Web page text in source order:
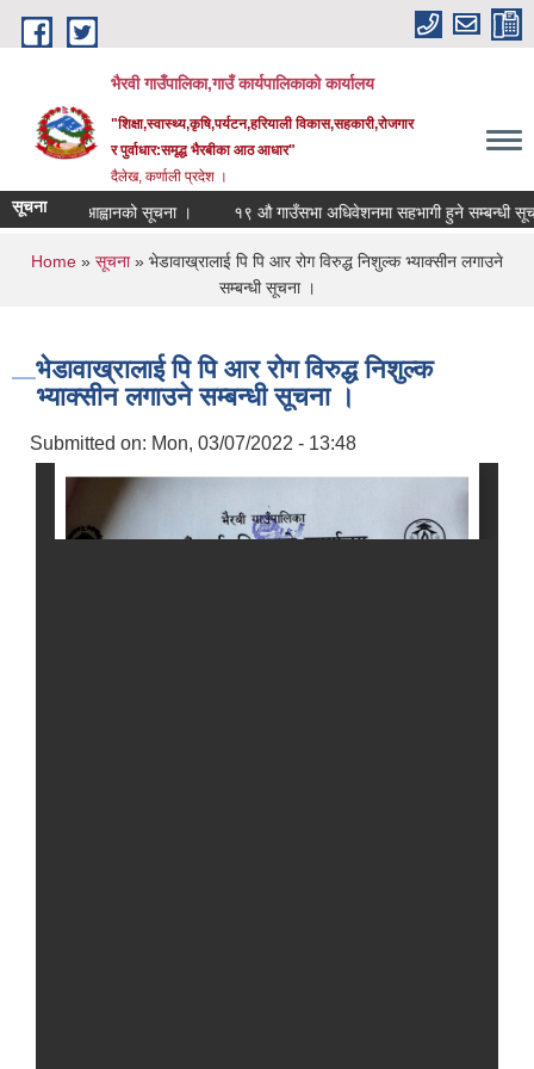
Skip to main content
भैरवी गाउँपालिका,गाउँ कार्यपालिकाको कार्यालय
"शिक्षा,स्वास्थ्य,कृषि,पर्यटन,हरियाली विकास,सहकारी,रोजगार
र पुर्वाधार:समृद्ध भैरबीका आठ आधार"
दैलेख, कर्णाली प्रदेश ।
सूचना आह्वानको सूचना । १९ औ गाउँसभा अधिवेशनमा सहभागी हुने सम्बन्धी सूचना
You are here
Home » सूचना» भेडावाख्रालाई पि पि आर रोग विरुद्ध निशुल्क भ्याक्सीन लगाउने
सम्बन्धी सूचना ।
भेडावाख्रालाई पि पि आर रोग विरुद्ध निशुल्क
भ्याक्सीन लगाउने सम्बन्धी सूचना ।
Submitted on: Mon, 03/07/2022 - 13:48